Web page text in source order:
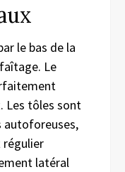
le bas de la
Le
Les tôles sont
autoforeuses,
régulier
latéral